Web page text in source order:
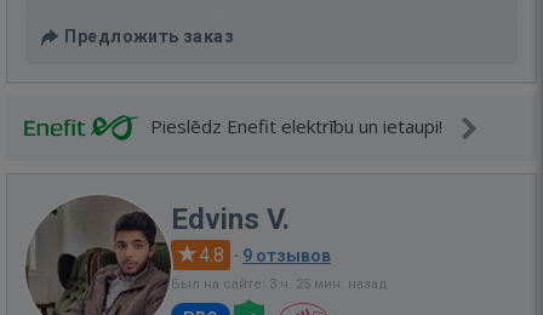
Предложить заказ
Pieslēdz Enefit elektrību un ietaupi!
Edvins V.
4.8 · 9 отзывов
Был на сайте: 3 ч. 25 мин. назад